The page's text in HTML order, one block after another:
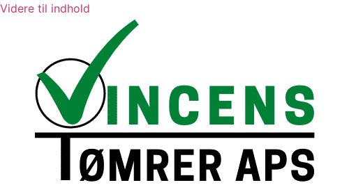
Videre til indhold